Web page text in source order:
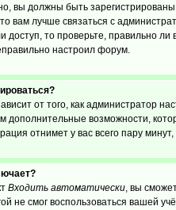
вы должны быть
вам лучше связаться с
доступ, то проверьте, правильно
настроил форум.
от того, как администратор
дополнительные возможности,
отнимет у вас всего пару
Входить автоматически, вы
не смог воспользоваться вашей